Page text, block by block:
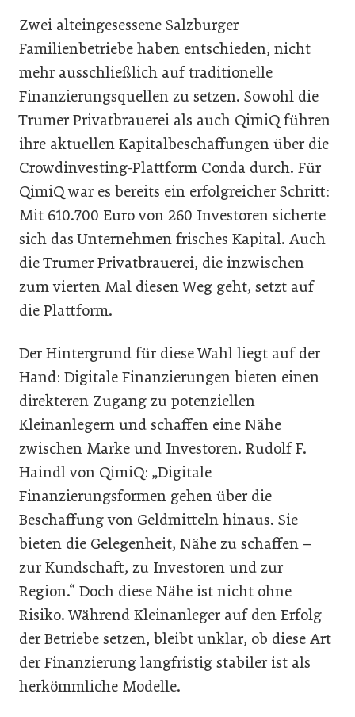
Zwei alteingesessene Salzburger
Familienbetriebe haben entschieden, nicht
mehr ausschließlich auf traditionelle
Finanzierungsquellen zu setzen. Sowohl die
Trumer Privatbrauerei als auch QimiQ führen
ihre aktuellen Kapitalbeschaffungen über die
Crowdinvesting-Plattform Conda durch. Für
QimiQ war es bereits ein erfolgreicher Schritt:
Mit 610.700 Euro von 260 Investoren sicherte
sich das Unternehmen frisches Kapital. Auch
die Trumer Privatbrauerei, die inzwischen
zum vierten Mal diesen Weg geht, setzt auf
die Plattform.
Der Hintergrund für diese Wahl liegt auf der
Hand: Digitale Finanzierungen bieten einen
direkteren Zugang zu potenziellen
Kleinanlegern und schaffen eine Nähe
zwischen Marke und Investoren. Rudolf F.
Haindl von QimiQ: „Digitale
Finanzierungsformen gehen über die
Beschaffung von Geldmitteln hinaus. Sie
bieten die Gelegenheit, Nähe zu schaffen –
zur Kundschaft, zu Investoren und zur
Region.“ Doch diese Nähe ist nicht ohne
Risiko. Während Kleinanleger auf den Erfolg
der Betriebe setzen, bleibt unklar, ob diese Art
der Finanzierung langfristig stabiler ist als
herkömmliche Modelle.